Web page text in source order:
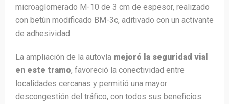
microaglomerado M-10 de 3 cm de espesor, realizado
con betún modificado BM-3c, aditivado con un activante
de adhesividad.
La ampliación de la autovía mejoró la seguridad vial
en este tramo, favoreció la conectividad entre
localidades cercanas y permitió una mayor
descongestión del tráfico, con todos sus beneficios